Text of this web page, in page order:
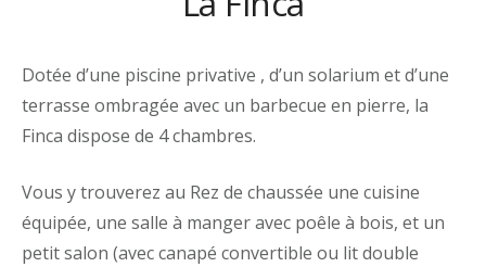
Dotée d’une piscine privative , d’un solarium et d’une
terrasse ombragée avec un barbecue en pierre, la
Finca dispose de 4 chambres.
Vous y trouverez au Rez de chaussée une cuisine
équipée, une salle à manger avec poêle à bois, et un
petit salon (avec canapé convertible ou lit double